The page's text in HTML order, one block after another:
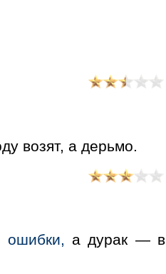
возят, а дерьмо.
ошибки, а дурак — в